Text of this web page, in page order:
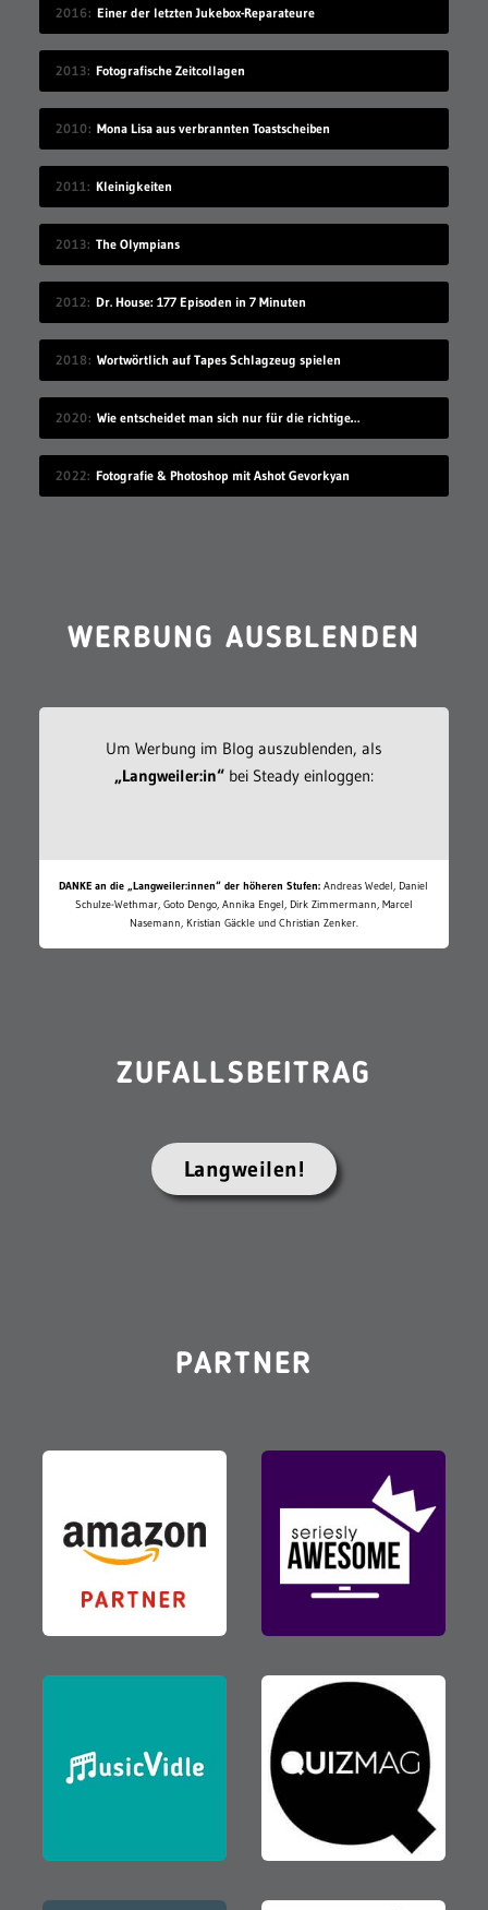
2016 Einer der letzten Jukebox-Reparateure
2013 Fotografische Zeitcollagen
2010 Mona Lisa aus verbrannten Toastscheiben
2011 Kleinigkeiten
2013 The Olympians
2012 Dr. House: 177 Episoden in 7 Minuten
2018 Wortwörtlich auf Tapes Schlagzeug spielen
2020 Wie entscheidet man sich nur für die richtige Idee?
2022 Fotografie & Photoshop mit Ashot Gevorkyan
WERBUNG AUSBLENDEN
Um Werbung im Blog auszublenden, als
„Langweiler:in“bei Steady einloggen:
DANKE an die „Langweiler:innen“ der höheren Stufen: Andreas Wedel, Daniel
Schulze-Wethmar, Goto Dengo, Annika Engel, Dirk Zimmermann, Marcel
Nasemann, Kristian Gäckle und Christian Zenker.
ZUFALLSBEITRAG
Langweilen!
PARTNER